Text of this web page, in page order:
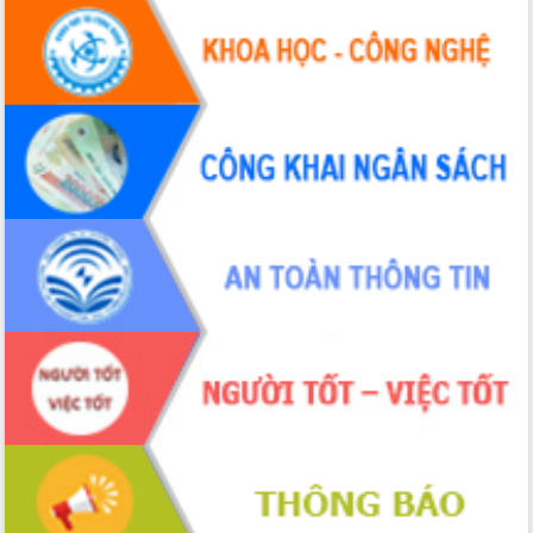
Hội thảo khoa học “Giải pháp thúc đẩy
phát triển nền kinh tế xanh tại tỉnh
Đắk Lắk”
Tăng cường giám sát, đôn đốc thực
hiện nhiệm vụ quản lý tài sản công
hàng tuần
Tháo gỡ những vướng mắc, đẩy mạnh
công tác cải cách thủ tục hành chính
tại Trung tâm Phục vụ hành chính
công tỉnh
Đắk Lắk: Tôn vinh 46 giải pháp tại Hội
thi Sáng tạo Kỹ thuật 2024 - 2025
Đắk Lắk rà soát, điều chỉnh Đề án 190
về phát triển nuôi trồng thủy sản
Phó Chủ tịch UBND tỉnh Đắk Lắk
Trương Công Thái kiểm tra thực địa
Dự án cao tốc Khánh Hòa - Buôn Ma
Định vị cà phê Việt Nam như một “di
sản sống” trong dòng chảy toàn cầu